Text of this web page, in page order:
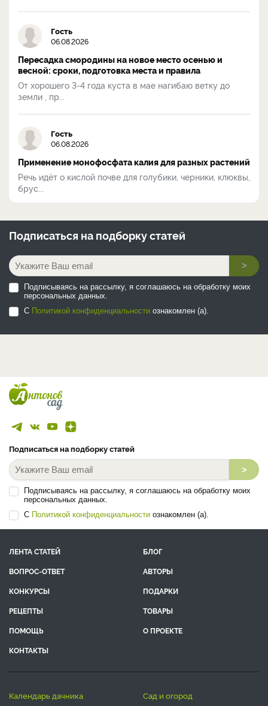
Гость
06.08.2026
Пересадка смородины на новое место осенью и
весной: сроки, подготовка места и правила
От хорошего 3-4 года куста в мае нагибаю ветку до
земли , пр...
Гость
06.08.2026
Применение монофосфата калия для разных растений
Речь идёт о кислой почве для голубики, черники, клюквы,
брус...
Подписаться на подборку статей
>
Подписываясь на рассылку, я соглашаюсь на обработку моих
персональных данных.
С Политикой конфиденциальности ознакомлен (а).
Подписаться на подборку статей
>
Подписываясь на рассылку, я соглашаюсь на обработку моих
персональных данных.
С Политикой конфиденциальности ознакомлен (а).
ЛЕНТА СТАТЕЙ
БЛОГ
ВОПРОС-ОТВЕТ
АВТОРЫ
КОНКУРСЫ
ПОДАРКИ
РЕЦЕПТЫ
ТОВАРЫ
ПОМОЩЬ
О ПРОЕКТЕ
КОНТАКТЫ
календарь дачника сад и огород